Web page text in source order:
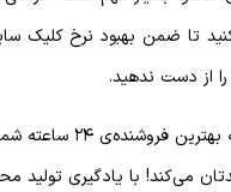
کنید تا ضمن بهبود نرخ
را از دست ندهید.
اگر صاحب فروشگاه
می‌کند! با یادگیری تولید